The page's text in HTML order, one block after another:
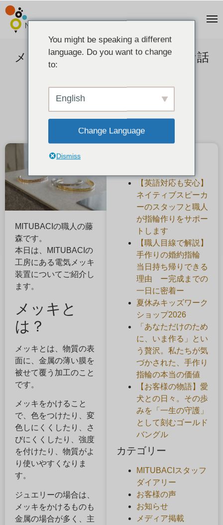
メッキ装置・彫金に使う道具のお話
MITUBACIの職人の藤
森です。
本日は、MITUBACIの
工房にある電気メッキ
装置についてご紹介し
ます。
メッキと
は？
メッキとは、物質の表
面に、金属の薄い膜を
被せて覆う加工のこと
です。
メッキをかけること
で、色をつけたり、変
色しにくくしたり、さ
びにくくしたり、強度
を付けたり、物質がよ
り使いやすくなりま
す。
ジュエリーの場合は、
メッキをかけるものも
金属の場合が多く、主
【英語対応も安心】
ネイティブスピーカ
ーのスタッフと職人
が指輪作りをサポー
トします
【職人目線で解説】
手作りの婚約指輪
当日持ち帰りできる
理由 ー完成までの
一日に密着ー
夏休みキッズワーク
ショップ2026
「あなただけのため
に、いま作る」とい
う贅沢。私たちが気
づかされた、手作り
指輪の本当の価値
【お客様の物語】愛
犬との日々。その歩
みを「一生の守護」
として刻むゴールド
バングル
カテゴリー
MITUBACIスタッフ
ダイアリー
お客様の声
お知らせ
メディア掲載
You might be speaking a different
language. Do you want to change
to:
English
Change Language
Dismiss